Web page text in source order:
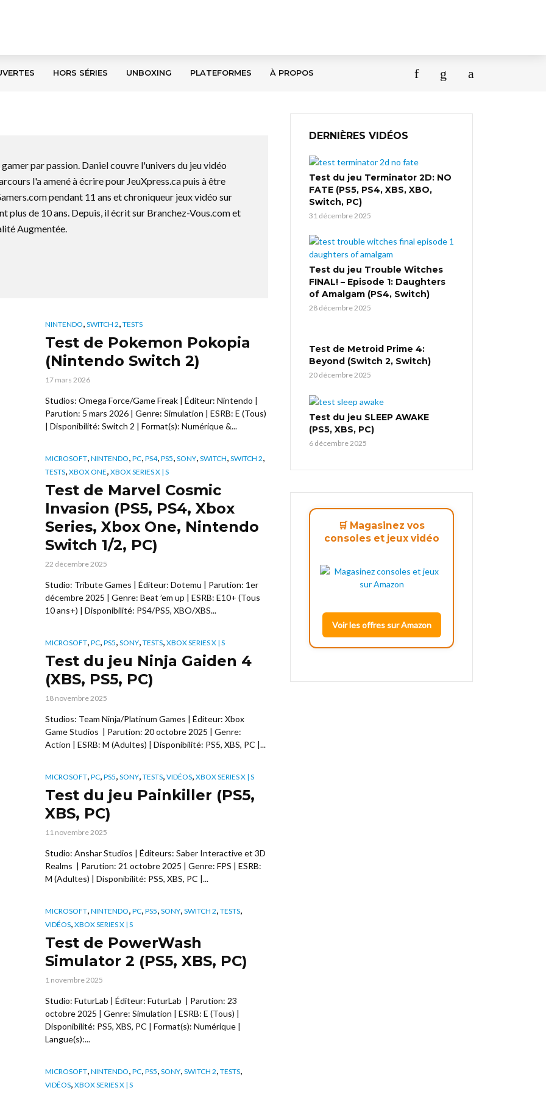
HORS SÉRIES UNBOXING PLATEFORMES À PROPOS
par passion. Daniel couvre l'univers du jeu vidéo
l'a amené à écrire pour JeuXpress.ca puis à être
pendant 11 ans et chroniqueur jeux vidéo sur
plus de 10 ans. Depuis, il écrit sur Branchez-Vous.com et
Augmentée.
NINTENDO, SWITCH 2, TESTS
Test de Pokemon Pokopia
(Nintendo Switch 2)
17 mars 2026
Studios: Omega Force/Game Freak | Éditeur: Nintendo |
Parution: 5 mars 2026 | Genre: Simulation | ESRB: E (Tous)
| Disponibilité: Switch 2 | Format(s): Numérique &...
MICROSOFT, NINTENDO, PC, PS4, PS5, SONY, SWITCH, SWITCH 2,
TESTS, XBOX ONE, XBOX SERIES X | S
Test de Marvel Cosmic
Invasion (PS5, PS4, Xbox
Series, Xbox One, Nintendo
Switch 1/2, PC)
22 décembre 2025
Studio: Tribute Games | Éditeur: Dotemu | Parution: 1er
décembre 2025 | Genre: Beat ’em up | ESRB: E10+ (Tous
10 ans+) | Disponibilité: PS4/PS5, XBO/XBS...
MICROSOFT, PC, PS5, SONY, TESTS, XBOX SERIES X | S
Test du jeu Ninja Gaiden 4
(XBS, PS5, PC)
18 novembre 2025
Studios: Team Ninja/Platinum Games | Éditeur: Xbox
Game Studios | Parution: 20 octobre 2025 | Genre:
Action | ESRB: M (Adultes) | Disponibilité: PS5, XBS, PC |...
MICROSOFT, PC, PS5, SONY, TESTS, VIDÉOS, XBOX SERIES X | S
Test du jeu Painkiller (PS5,
XBS, PC)
11 novembre 2025
Studio: Anshar Studios | Éditeurs: Saber Interactive et 3D
Realms | Parution: 21 octobre 2025 | Genre: FPS | ESRB:
M (Adultes) | Disponibilité: PS5, XBS, PC |...
MICROSOFT NINTENDO PC PS5 SONY SWITCH 2 TESTS
VIDÉOS XBOX SERIES X | S
Test de PowerWash
Simulator 2 (PS5, XBS, PC)
1 novembre 2025
Studio: FuturLab | Éditeur: FuturLab | Parution: 23
octobre 2025 | Genre: Simulation | ESRB: E (Tous) |
Disponibilité: PS5, XBS, PC | Format(s): Numérique |
Langue(s):...
MICROSOFT NINTENDO PC PS5 SONY SWITCH 2 TESTS
VIDÉOS XBOX SERIES X | S
DERNIÈRES VIDÉOS
Test du jeu Terminator 2D: NO
FATE (PS5, PS4, XBS, XBO,
Switch, PC)
31 décembre 2025
Test du jeu Trouble Witches
FINAL! – Episode 1: Daughters
of Amalgam (PS4, Switch)
28 décembre 2025
Test de Metroid Prime 4:
Beyond (Switch 2, Switch)
20 décembre 2025
Test du jeu SLEEP AWAKE
(PS5, XBS, PC)
6 décembre 2025
🛒 Magasinez vos
consoles et jeux vidéo
Voir les offres sur Amazon